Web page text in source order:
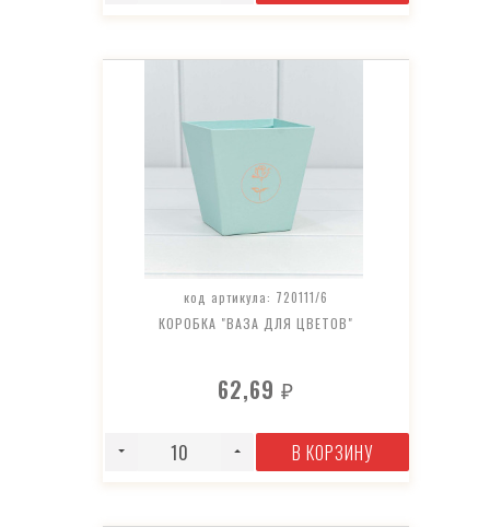
код артикула: 720111/6
КОРОБКА "ВАЗА ДЛЯ ЦВЕТОВ"
62,69₽
В КОРЗИНУ